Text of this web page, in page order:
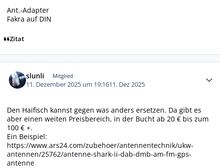
Ant.-Adapter
Fakra auf DIN
Zitat
slunli Mitglied
11. Dezember 2025 um 19:1611. Dez 2025
Den Haifisch kannst gegen was anders ersetzen. Da gibt es
aber einen weiten Preisbereich, in der Bucht ab 20 € bis zum
100 € +.
Ein Beispiel:
https://www.ars24.com/zubehoer/antennentechnik/ukw-
antennen/25762/antenne-shark-ii-dab-dmb-am-fm-gps-
antenne